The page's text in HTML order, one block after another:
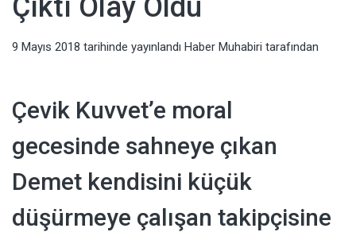
Çıktı Olay Oldu
9 Mayıs 2018 tarihinde yayınlandı Haber Muhabiri tarafından
Çevik Kuvvet’e moral
gecesinde sahneye çıkan
Demet kendisini küçük
düşürmeye çalışan takipçisine